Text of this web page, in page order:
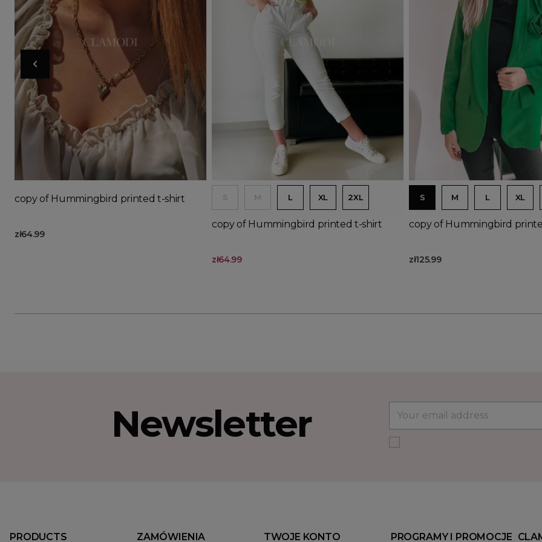
Add to basket
copy of Hummingbird printed t-shirt
zł64.99
Add to basket
Product available with
S M L XL 2XL
copy of Hummingbird printed t-shirt
zł64.99
S M L XL
copy of Hummingbird
zł125.99
Newsletter
PRODUCTS ZAMÓWIENIA TWOJE KONTO PROGRAMY I PROMOCJE